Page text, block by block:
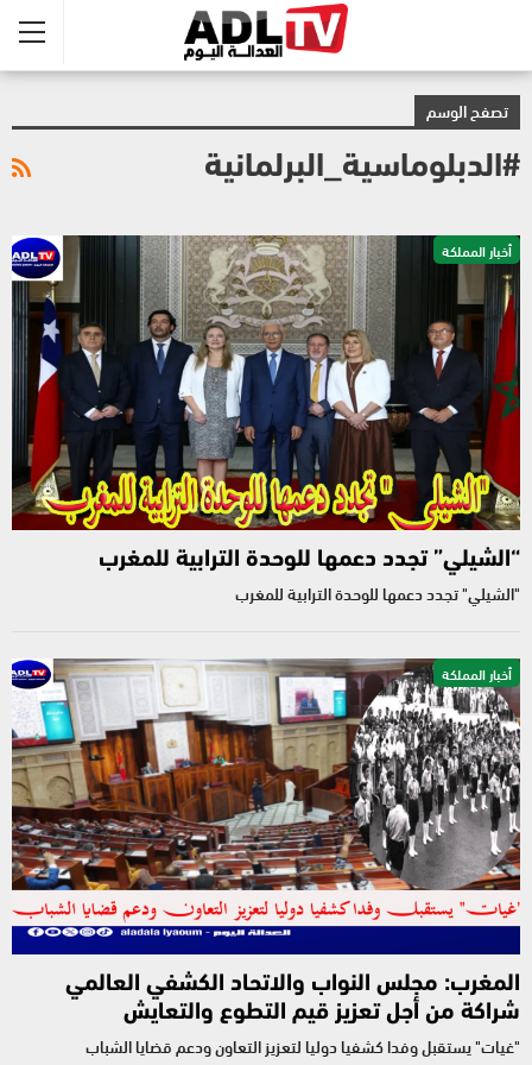
تصفح الوسم
#الدبلوماسية_البرلمانية
أخبار المملكة
“الشيلي” تجدد دعمها للوحدة الترابية للمغرب
"الشيلي" تجدد دعمها للوحدة الترابية للمغرب
أخبار المملكة
المغرب: مجلس النواب والاتحاد الكشفي العالمي
شراكة من أجل تعزيز قيم التطوع والتعايش
"غيات" يستقبل وفدا كشفيا دوليا لتعزيز التعاون ودعم قضايا الشباب